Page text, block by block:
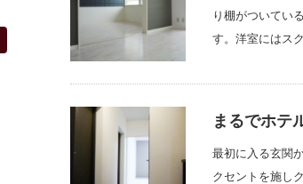
り棚がついてい
す。洋室にはス
まるでホテ
最初に入る玄関
クセントを施し